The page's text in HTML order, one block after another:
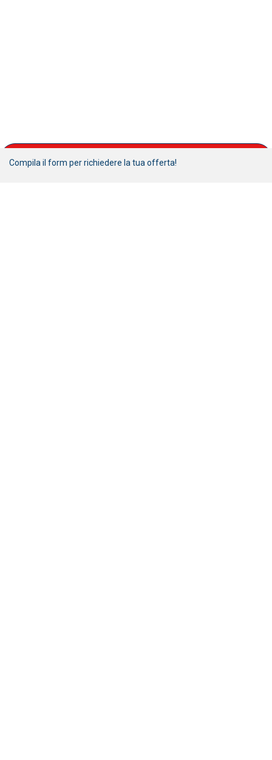
COMPILA IL FORM
Compila il form per richiedere la tua offerta!